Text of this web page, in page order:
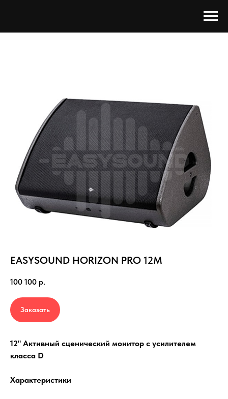
EASYSOUND HORIZON PRO 12M
100 100 р.
Заказать
12" Активный сценический монитор с усилителем
класса D
Характеристики